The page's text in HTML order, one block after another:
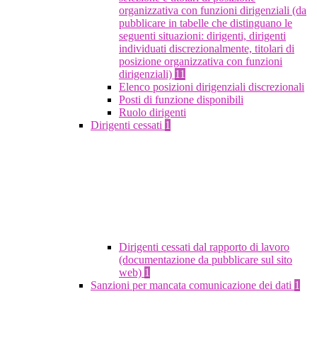
organizzativa con funzioni dirigenziali (da
pubblicare in tabelle che distinguano le
seguenti situazioni: dirigenti, dirigenti
individuati discrezionalmente, titolari di
posizione organizzativa con funzioni
dirigenziali) 11
Elenco posizioni dirigenziali discrezionali
Posti di funzione disponibili
Ruolo dirigenti
Dirigenti cessati 1
Dirigenti cessati dal rapporto di lavoro
(documentazione da pubblicare sul sito
web) 1
Sanzioni per mancata comunicazione dei dati 1